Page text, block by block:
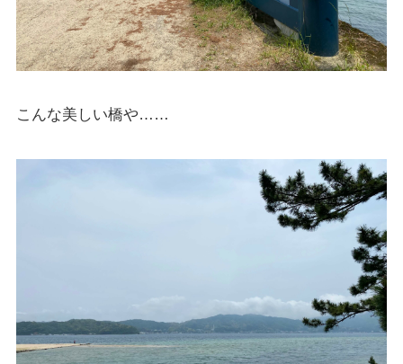
こんな美しい橋や……